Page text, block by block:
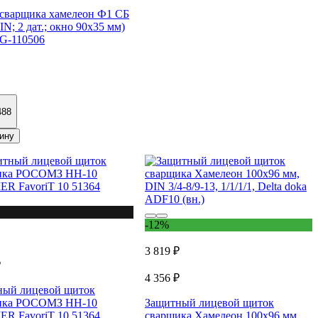
хамелеон Ф1 СБ
2 дат.; окно 90х35 мм)
110506
лицевой щиток
РОСОМЗ НН-10
FavoriT 10 51364
-12%
3 819 ₽
4 356 ₽
Защитный лицевой щиток
сварщика Хамелеон 100х96 мм,